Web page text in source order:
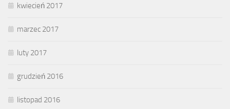
kwiecień 2017
marzec 2017
luty 2017
grudzień 2016
listopad 2016